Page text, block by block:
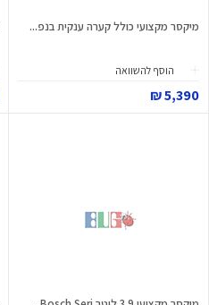
מיקסר מקצועי כולל קערה ענקית בנפ...
הוסף להשוואה
5,390 ₪